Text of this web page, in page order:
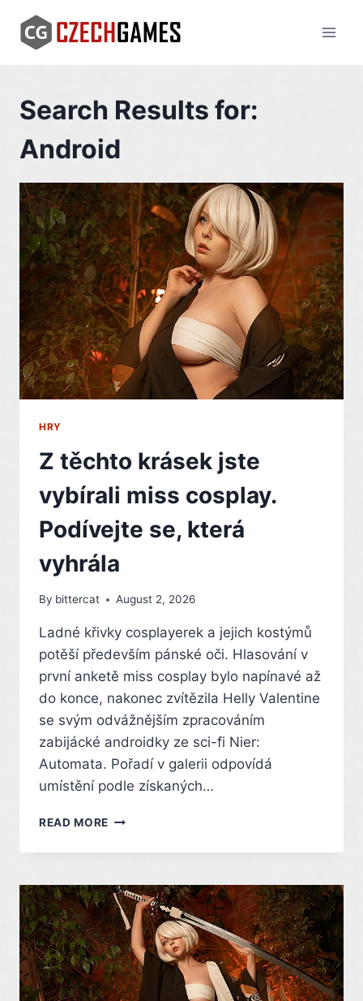
content
Search Results for:
Android
HRY
Z těchto krásek jste
vybírali miss cosplay.
Podívejte se, která
vyhrála
By bittercat August 2, 2026
Ladné křivky cosplayerek a jejich kostýmů
potěší především pánské oči. Hlasování v
první anketě miss cosplay bylo napínavé až
do konce, nakonec zvítězila Helly Valentine
se svým odvážnějším zpracováním
zabijácké androidky ze sci-fi Nier:
Automata. Pořadí v galerii odpovídá
umístění podle získaných…
READ MORE
KRÁSEK
VYBÍRALI
MISS
COSPLAY.
PODÍVEJTE
SE,
KTERÁ
VYHRÁLA